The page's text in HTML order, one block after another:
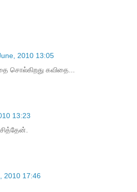
2010 13:05
சொல்கிறது கவிதை...
13:23
2010 17:46